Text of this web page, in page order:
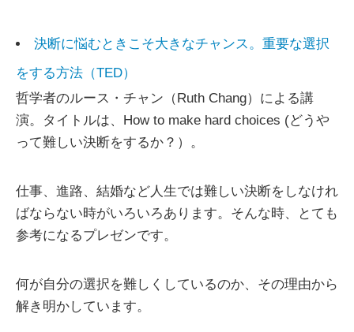
決断に悩むときこそ大きなチャンス。重要な選択
をする方法（TED）
哲学者のルース・チャン（Ruth Chang）による講
演。タイトルは、How to make hard choices (どうや
って難しい決断をするか？）。
仕事、進路、結婚など人生では難しい決断をしなけれ
ばならない時がいろいろあります。そんな時、とても
参考になるプレゼンです。
何が自分の選択を難しくしているのか、その理由から
解き明かしています。